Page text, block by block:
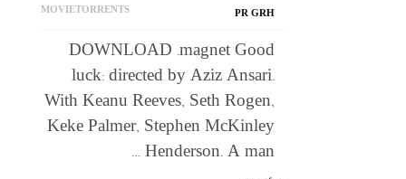
MOVIETORRENTS PR GRH
DOWNLOAD .magnet Good
luck: directed by Aziz Ansari.
With Keanu Reeves, Seth Rogen,
Keke Palmer, Stephen McKinley
Henderson. A man …